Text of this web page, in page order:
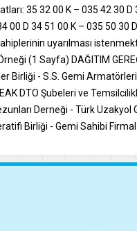
35 32 00 K – 035 42 30
00 D 34 51 00 K – 035 50
uyarılması
(1 Sayfa) DAĞITIM
Birliği - S.S. Gemi
DTO Şubeleri ve
Derneği - Türk
Birliği - Gemi Sahibi